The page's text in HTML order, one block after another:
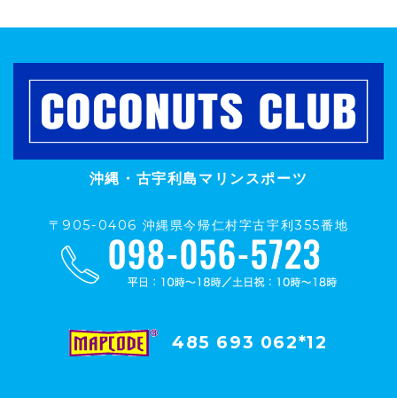
沖縄・古宇利島マリンスポーツ
〒905-0406 沖縄県今帰仁村字古宇利355番地
485 693 062*12